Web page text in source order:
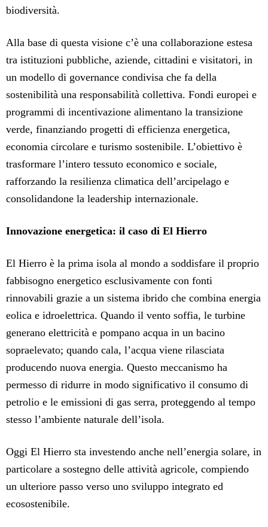
biodiversità.
Alla base di questa visione c’è una collaborazione estesa
tra istituzioni pubbliche, aziende, cittadini e visitatori, in
un modello di governance condivisa che fa della
sostenibilità una responsabilità collettiva. Fondi europei e
programmi di incentivazione alimentano la transizione
verde, finanziando progetti di efficienza energetica,
economia circolare e turismo sostenibile. L’obiettivo è
trasformare l’intero tessuto economico e sociale,
rafforzando la resilienza climatica dell’arcipelago e
consolidandone la leadership internazionale.
Innovazione energetica: il caso di El Hierro
El Hierro è la prima isola al mondo a soddisfare il proprio
fabbisogno energetico esclusivamente con fonti
rinnovabili grazie a un sistema ibrido che combina energia
eolica e idroelettrica. Quando il vento soffia, le turbine
generano elettricità e pompano acqua in un bacino
sopraelevato; quando cala, l’acqua viene rilasciata
producendo nuova energia. Questo meccanismo ha
permesso di ridurre in modo significativo il consumo di
petrolio e le emissioni di gas serra, proteggendo al tempo
stesso l’ambiente naturale dell’isola.
Oggi El Hierro sta investendo anche nell’energia solare, in
particolare a sostegno delle attività agricole, compiendo
un ulteriore passo verso uno sviluppo integrato ed
ecosostenibile.